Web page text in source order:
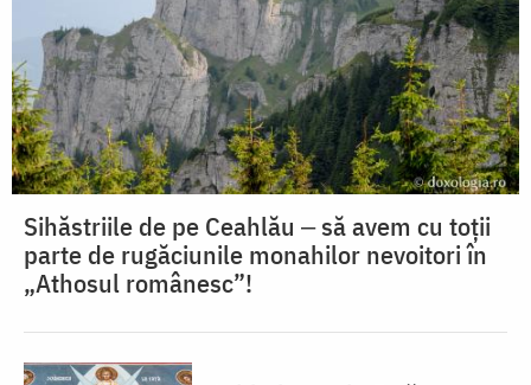
Sihăstriile de pe Ceahlău ‒ să avem cu toții
parte de rugăciunile monahilor nevoitori în
„Athosul românesc”!